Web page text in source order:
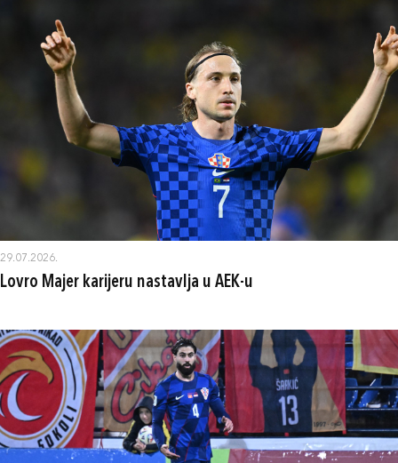
29.07.2026.
Lovro Majer karijeru nastavlja u AEK-u